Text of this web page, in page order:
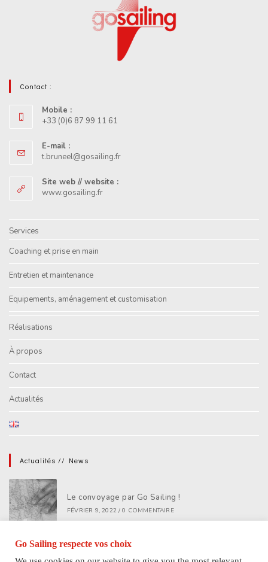
Contact :
Mobile :
+33 (0)6 87 99 11 61
E-mail :
t.bruneel@gosailing.fr
Site web // website :
www.gosailing.fr
Services
Coaching et prise en main
Entretien et maintenance
Equipements, aménagement et customisation
Réalisations
À propos
Contact
Actualités
Actualités // News
Le convoyage par Go Sailing !
FÉVRIER 9, 2022 / 0 COMMENTAIRE
Professionnels du nautisme, Go Sailing, votre
Go Sailing respecte vos choix